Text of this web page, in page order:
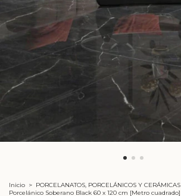
Inicio > PORCELANATOS, PORCELÁNICOS Y CERÁMICAS
Porcelánico Soberano Black 60 x 120 cm [Metro cuadrado]